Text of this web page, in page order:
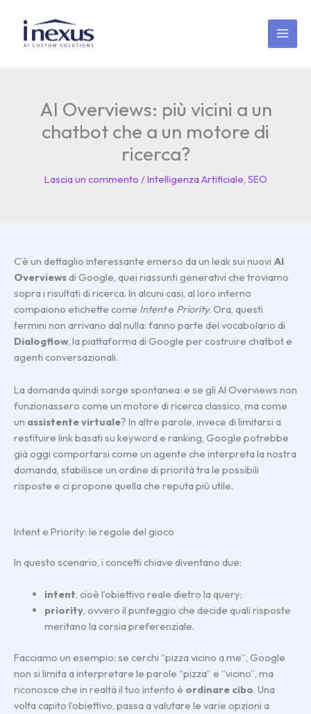
contenuto
AI Overviews: più vicini a un
chatbot che a un motore di
ricerca?
Lascia un commento /Intelligenza Artificiale SEO
C’è un dettaglio interessante emerso da un leak sui nuovi AI
Overviewsdi Google, quei riassunti generativi che troviamo
sopra i risultati di ricerca. In alcuni casi, al loro interno
compaiono etichette come Intente Priority. Ora, questi
termini non arrivano dal nulla: fanno parte del vocabolario di
Dialogflow, la piattaforma di Google per costruire chatbot e
agenti conversazionali.
La domanda quindi sorge spontanea: e se gli AI Overviews non
funzionassero come un motore di ricerca classico, ma come
un assistente virtuale? In altre parole, invece di limitarsi a
restituire link basati su keyword e ranking, Google potrebbe
già oggi comportarsi come un agente che interpreta la nostra
domanda, stabilisce un ordine di priorità tra le possibili
risposte e ci propone quella che reputa più utile.
Intent e Priority: le regole del gioco
In questo scenario, i concetti chiave diventano due:
intent, cioè l’obiettivo reale dietro la query;
priority, ovvero il punteggio che decide quali risposte
meritano la corsia preferenziale.
Facciamo un esempio: se cerchi “pizza vicino a me”, Google
non si limita a interpretare le parole “pizza” e “vicino”, ma
riconosce che in realtà il tuo intento è ordinare cibo. Una
volta capito l’obiettivo, passa a valutare le varie opzioni a